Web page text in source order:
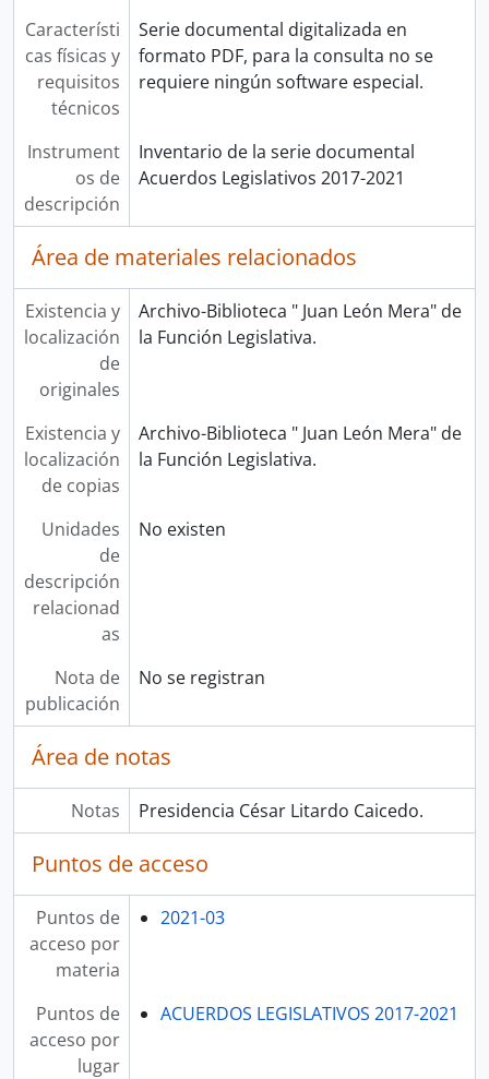
Característi
cas físicas y
requisitos
técnicos
Serie documental digitalizada en
formato PDF, para la consulta no se
requiere ningún software especial.
Instrument
os de
descripción
Inventario de la serie documental
Acuerdos Legislativos 2017-2021
Área de materiales relacionados
Existencia y
localización
de
originales
Archivo-Biblioteca " Juan León Mera" de
la Función Legislativa.
Existencia y
localización
de copias
Archivo-Biblioteca " Juan León Mera" de
la Función Legislativa.
Unidades
de
descripción
relacionad
as
No existen
Nota de
publicación
No se registran
Área de notas
Notas Presidencia César Litardo Caicedo.
Puntos de acceso
Puntos de
acceso por
materia
2021-03
Puntos de
acceso por
lugar
ACUERDOS LEGISLATIVOS 2017-2021